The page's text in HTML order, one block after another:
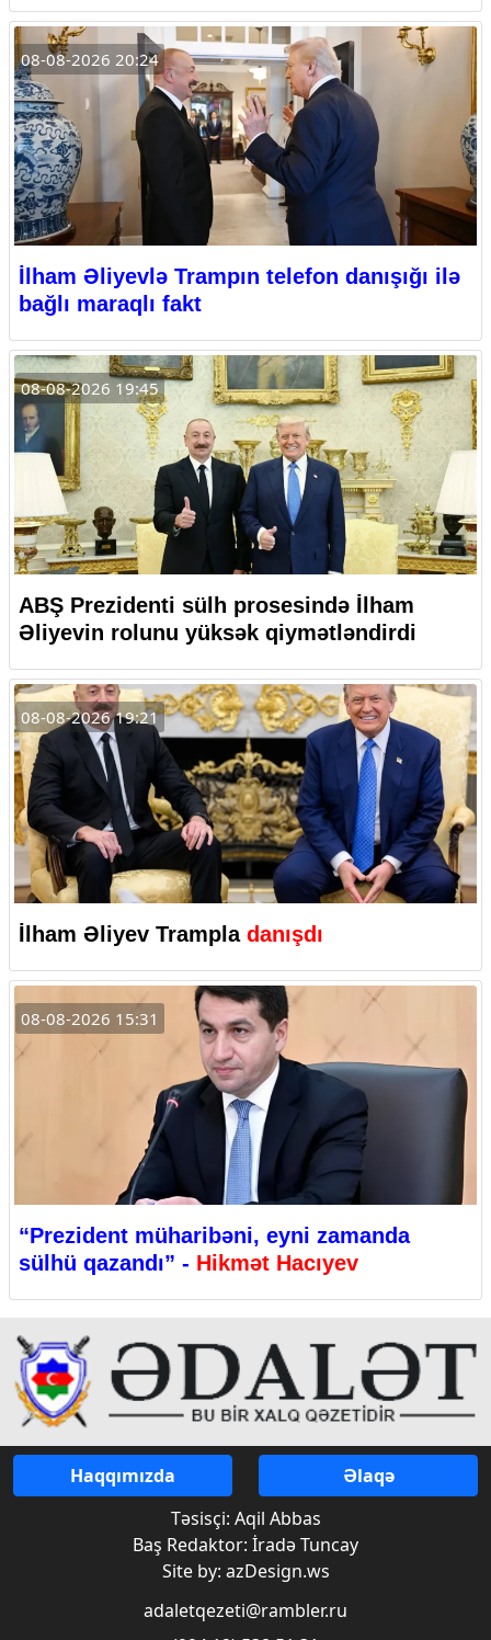
08-08-2026 20:24
İlham Əliyevlə Trampın telefon danışığı ilə
bağlı maraqlı fakt
08-08-2026 19:45
ABŞ Prezidenti sülh prosesində İlham
Əliyevin rolunu yüksək qiymətləndirdi
08-08-2026 19:21
İlham Əliyev Trampla danışdı
08-08-2026 15:31
“Prezident müharibəni, eyni zamanda
sülhü qazandı” - Hikmət Hacıyev
Haqqımızda
Əlaqə
Təsisçi: Aqil Abbas
Baş Redaktor: İradə Tuncay
Site by: azDesign.ws
adaletqezeti@rambler.ru